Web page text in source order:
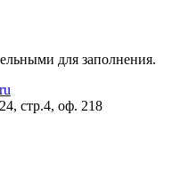
для заполнения.
стр.4, оф. 218